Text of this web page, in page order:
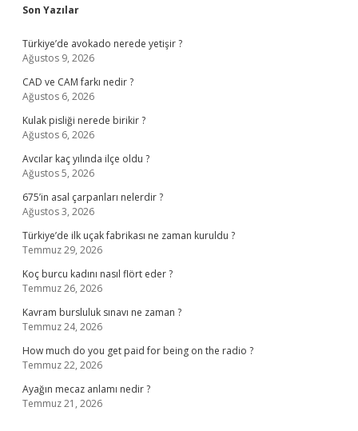
Sidebar
Son Yazılar
Türkiye’de avokado nerede yetişir ?
Ağustos 9, 2026
CAD ve CAM farkı nedir ?
Ağustos 6, 2026
Kulak pisliği nerede birikir ?
Ağustos 6, 2026
Avcılar kaç yılında ilçe oldu ?
Ağustos 5, 2026
675’in asal çarpanları nelerdir ?
Ağustos 3, 2026
Türkiye’de ilk uçak fabrikası ne zaman kuruldu ?
Temmuz 29, 2026
Koç burcu kadını nasıl flört eder ?
Temmuz 26, 2026
Kavram bursluluk sınavı ne zaman ?
Temmuz 24, 2026
How much do you get paid for being on the radio ?
Temmuz 22, 2026
Ayağın mecaz anlamı nedir ?
Temmuz 21, 2026